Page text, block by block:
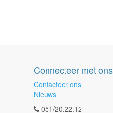
Connecteer met ons
Contacteer ons
Nieuws
051/20.22.12